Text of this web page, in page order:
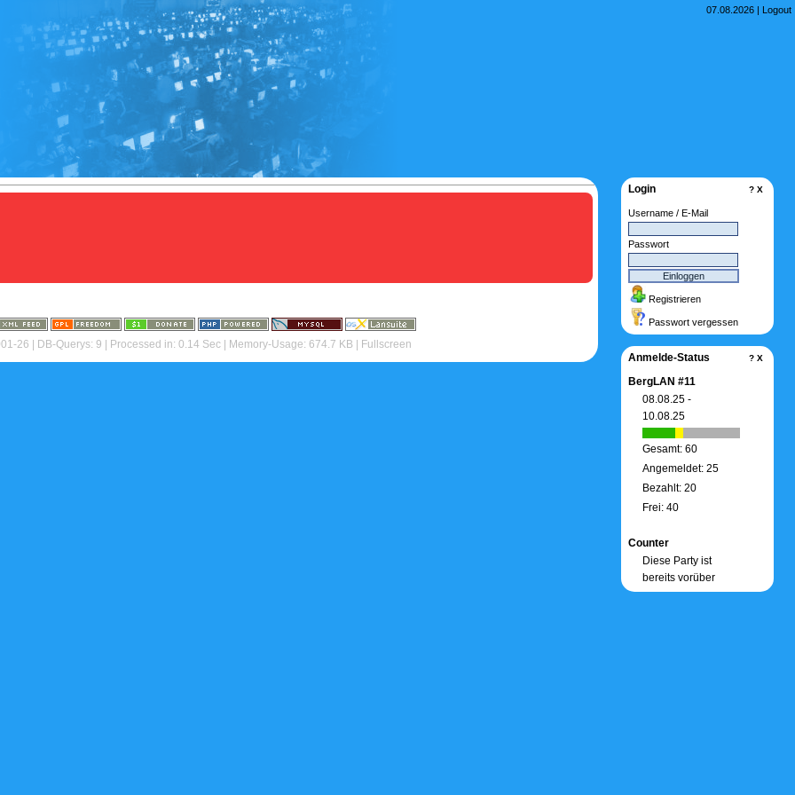
07.08.2026 | Logout
26 | DB-Querys: 9 | Processed in: 0.14 Sec | Memory-Usage: 674.7 KB | Fullscreen
Login ? X
Username / E-Mail
Passwort
Registrieren
Passwort vergessen
Anmelde-Status ? X
BergLAN #11
08.08.25 -
10.08.25
Gesamt: 60
Angemeldet: 25
Bezahlt: 20
Frei: 40
Counter
Diese Party ist
bereits vorüber